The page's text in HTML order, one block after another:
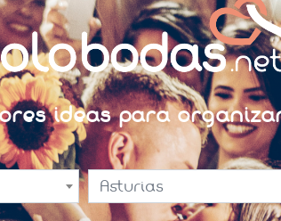
ideas para
Asturias